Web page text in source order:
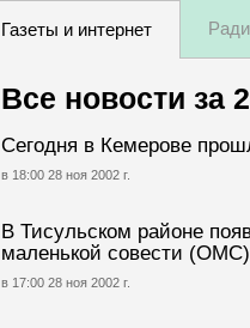
Газеты и интернет
Все новости за
Сегодня в Кемерове
в 18:00 28 ноя 2002 г.
В Тисульском районе
маленькой совести
в 17:00 28 ноя 2002 г.